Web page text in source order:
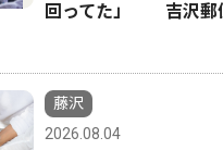
回ってた」 吉沢郵
藤沢
2026.08.04